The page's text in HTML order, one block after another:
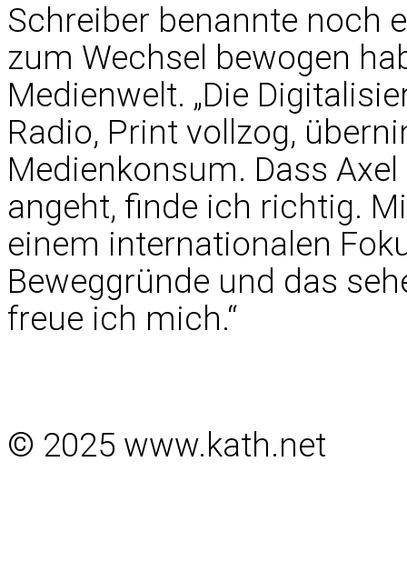
Schreiber benannte noch
zum Wechsel bewogen
Medienwelt. „Die
Radio, Print vollzog,
Medienkonsum. Dass
angeht, finde ich richtig.
einem internationalen
Beweggründe und das
freue ich mich.“
© 2025 www.kath.net